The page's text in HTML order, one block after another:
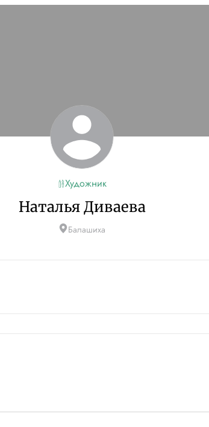
Художник
Наталья Диваева
Балашиха